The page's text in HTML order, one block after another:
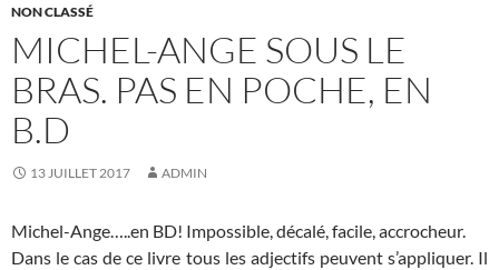
NON CLASSÉ
MICHEL-ANGE SOUS LE
BRAS. PAS EN POCHE, EN
B.D
13 JUILLET 2017 ADMIN
Michel-Ange…..en BD! Impossible, décalé, facile, accrocheur.
Dans le cas de ce livre tous les adjectifs peuvent s’appliquer. Il